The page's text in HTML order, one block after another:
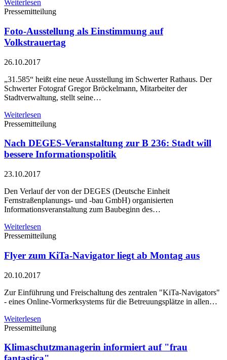
Weiterlesen
Pressemitteilung
Foto-Ausstellung als Einstimmung auf
Volkstrauertag
26.10.2017
„31.585“ heißt eine neue Ausstellung im Schwerter Rathaus. Der
Schwerter Fotograf Gregor Bröckelmann, Mitarbeiter der
Stadtverwaltung, stellt seine…
Weiterlesen
Pressemitteilung
Nach DEGES-Veranstaltung zur B 236: Stadt will
bessere Informationspolitik
23.10.2017
Den Verlauf der von der DEGES (Deutsche Einheit
Fernstraßenplanungs- und -bau GmbH) organisierten
Informationsveranstaltung zum Baubeginn des…
Weiterlesen
Pressemitteilung
Flyer zum KiTa-Navigator liegt ab Montag aus
20.10.2017
Zur Einführung und Freischaltung des zentralen "KiTa-Navigators"
- eines Online-Vormerksystems für die Betreuungsplätze in allen…
Weiterlesen
Pressemitteilung
Klimaschutzmanagerin informiert auf "frau